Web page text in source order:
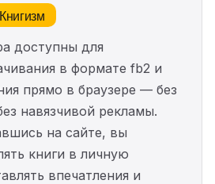
доступны для
в формате fb2 и
прямо в браузере — без
навязчивой рекламы.
на сайте, вы
книги в личную
впечатления и